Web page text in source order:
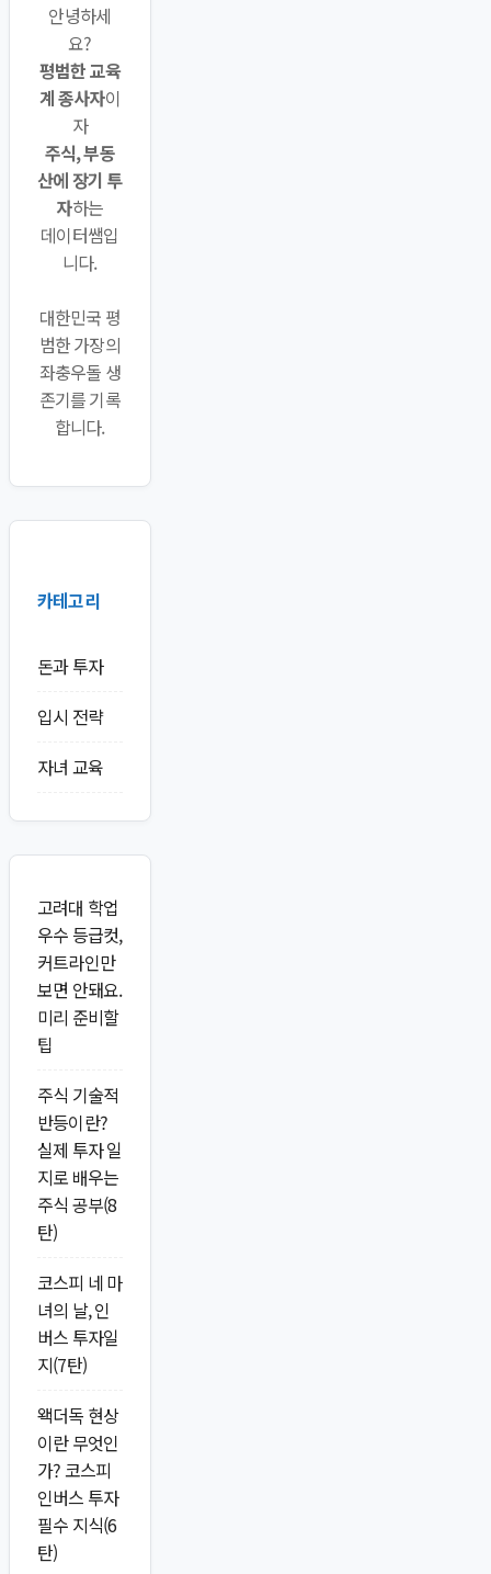
안녕하세
요?
평범한 교육
계 종사자이
자
주식, 부동
산에 장기 투
자하는
데이터쌤입
니다.
대한민국 평
범한 가장의
좌충우돌 생
존기를 기록
합니다.
카테고리
돈과 투자
입시 전략
자녀 교육
고려대 학업
우수 등급컷,
커트라인만
보면 안돼요.
미리 준비할
팁
주식 기술적
반등이란?
실제 투자 일
지로 배우는
주식 공부(8
탄)
코스피 네 마
녀의 날, 인
버스 투자일
지(7탄)
왝더독 현상
이란 무엇인
가? 코스피
인버스 투자
필수 지식(6
탄)